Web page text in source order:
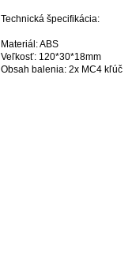
Technická špecifikácia:
Materiál: ABS
Veľkosť: 120*30*18mm
Obsah balenia: 2x MC4 kľúč